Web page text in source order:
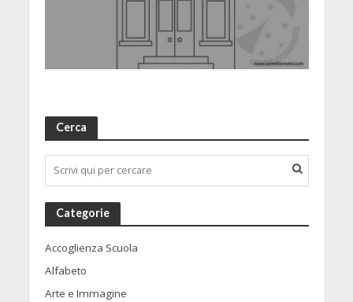
Cerca
Categorie
Accoglienza Scuola
Alfabeto
Arte e Immagine